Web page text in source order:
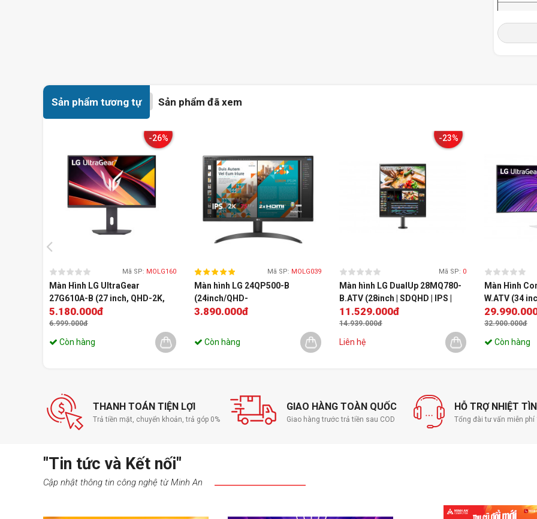
Điện
thụ
Kích
Sản phẩm tương tự Sản phẩm đã xem
-26%
Mã SP: MOLG160
Màn Hình LG UltraGear
27G610A-B (27 inch, QHD-2K,
IPS, 200Hz, 1ms)
5.180.000đ
6.999.000đ
Còn hàng
Mã SP: MOLG039
Màn hình LG 24QP500-B
(24inch/QHD-
2K/IPS/75Hz/FreeSync)
3.890.000đ
Còn hàng
-23%
Mã SP: 0
Màn hình LG DualUp 28MQ780-
B.ATV (28inch | SDQHD | IPS |
60Hz | Flat)
11.529.000đ
14.939.000đ
Liên hệ
Màn Hình
W.ATV (34
- 240Hz -
32.900.000đ
Còn hàng
THANH TOÁN TIỆN LỢI
Trả tiền mặt, chuyển khoản, trả góp 0%
GIAO HÀNG TOÀN QUỐC
Giao hàng trước trả tiền sau COD
HỖ TRỢ NHIỆT
Tổng đài tư vấn miễn phí
"Tin tức và Kết nối"
Cập nhật thông tin công nghệ từ Minh An